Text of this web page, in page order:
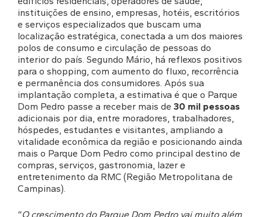
instituições de ensino, empresas, hotéis, escritórios
e serviços especializados que buscam uma
localização estratégica, conectada a um dos maiores
polos de consumo e circulação de pessoas do
interior do país. Segundo Mário, há reflexos positivos
para o shopping, com aumento do fluxo, recorrência
e permanência dos consumidores. Após sua
implantação completa, a estimativa é que o Parque
Dom Pedro passe a receber mais de 30 mil pessoas
adicionais por dia, entre moradores, trabalhadores,
hóspedes, estudantes e visitantes, ampliando a
vitalidade econômica da região e posicionando ainda
mais o Parque Dom Pedro como principal destino de
compras, serviços, gastronomia, lazer e
entretenimento da RMC (Região Metropolitana de
Campinas).
“O crescimento do Parque Dom Pedro vai muito além